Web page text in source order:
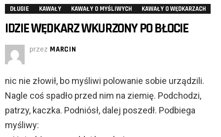
DŁUGIE KAWAŁY KAWAŁY O MYŚLIWYCH KAWAŁY O WĘDKARZACH
IDZIE WĘDKARZ WKURZONY PO BŁOCIE
przez MARCIN
nic nie złowił, bo myśliwi polowanie sobie urządzili.
Nagle coś spadło przed nim na ziemię. Podchodzi,
patrzy, kaczka. Podniósł, dalej poszedł. Podbiega
myśliwy: